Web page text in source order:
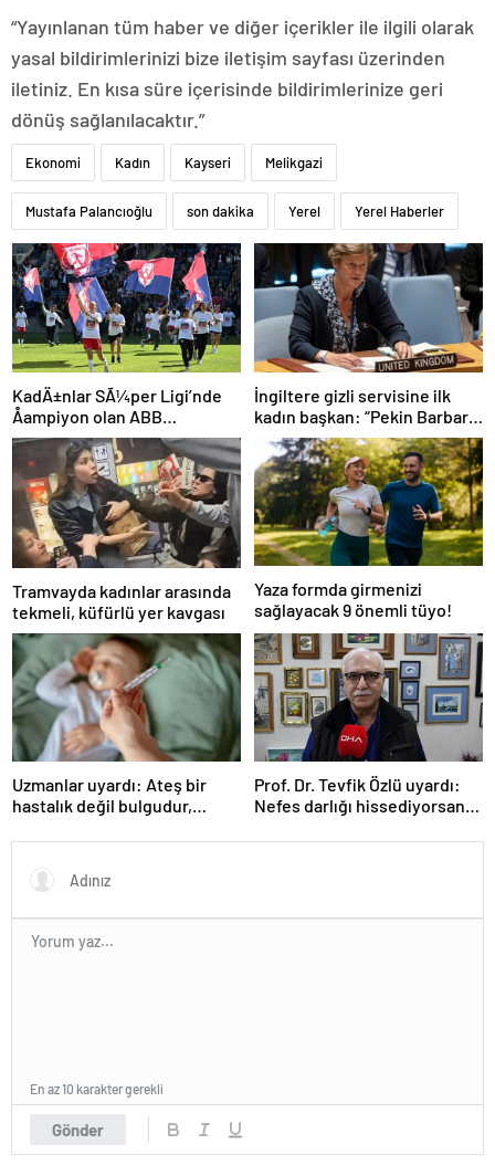
“Yayınlanan tüm haber ve diğer içerikler ile ilgili olarak
yasal bildirimlerinizi bize iletişim sayfası üzerinden
iletiniz. En kısa süre içerisinde bildirimlerinize geri
dönüş sağlanılacaktır.”
Ekonomi Kadın Kayseri Melikgazi
Mustafa Palancıoğlu son dakika Yerel Yerel Haberler
KadÄ±nlar SÃ¼per Ligi’nde
Åampiyon olan ABB
Fomget’ten FenerbahÃ§e’ye
gÃ¶nderme
İngiltere gizli servisine ilk
kadın başkan: “Pekin Barbara”
favori aday
Tramvayda kadınlar arasında
tekmeli, küfürlü yer kavgası
Yaza formda girmenizi
sağlayacak 9 önemli tüyo!
Uzmanlar uyardı: Ateş bir
hastalık değil bulgudur,
mekanizmasıdır
Prof. Dr. Tevfik Özlü uyardı:
Nefes darlığı hissediyorsanız
Gönder
En az 10 karakter gerekli